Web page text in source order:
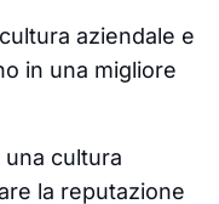
aziendale e
in una migliore
cultura
la reputazione